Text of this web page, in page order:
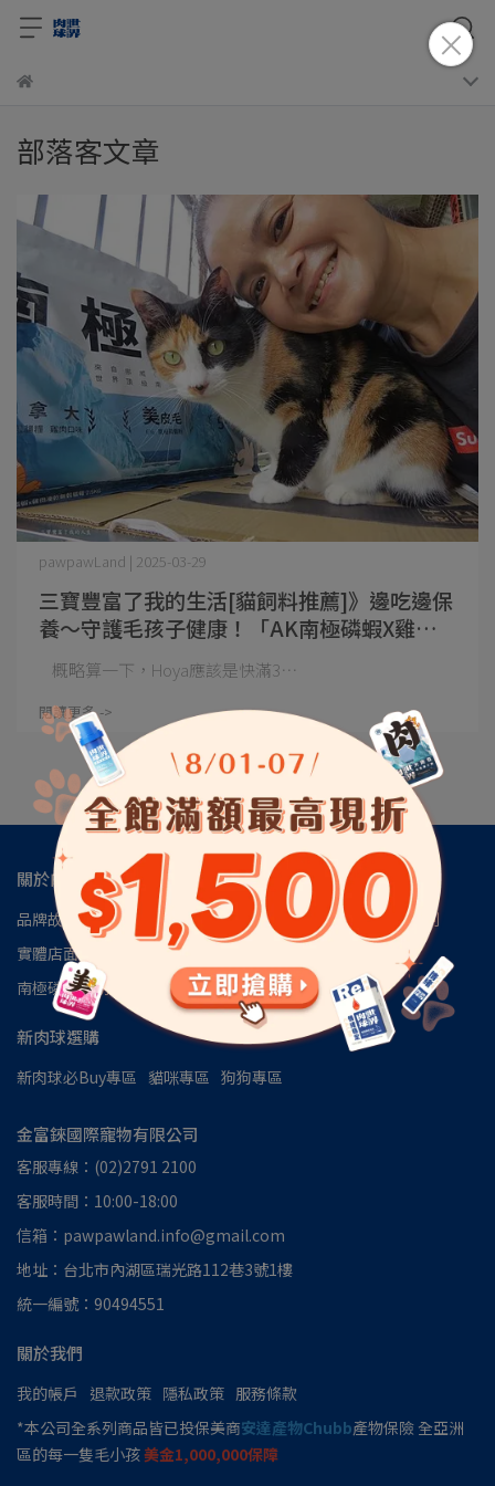
部落客文章
三寶豐富了我的生活[貓飼料推薦]》邊吃邊保
養～守護毛孩子健康！「AK南極磷蝦X雞肉
凍乾無穀貓糧」口感豐富、適口性佳
pawpawLand | 2025-03-29
概略算一下，Hoya應該是快滿3⋯
閱讀更多 ->
關於肉球
品牌故事 肉球會員專區 肉球世界官方LINE
肉球世界訂閱制
實體店面
安心檢驗報告
南極磷蝦油朔源│南極洲48區 見證推薦
新肉球選購
新肉球必Buy專區 貓咪專區 狗狗專區
金富錸國際寵物有限公司
客服專線：(02)2791 2100
客服時間：10:00-18:00
信箱：pawpawland.info@gmail.com
地址：台北市內湖區瑞光路112巷3號1樓
統一編號：90494551
關於我們
我的帳戶 退款政策 隱私政策 服務條款
*本公司全系列商品皆已投保美商安達產物Chubb產物保險 全亞洲
區的每一隻毛小孩美金1,000,000保障